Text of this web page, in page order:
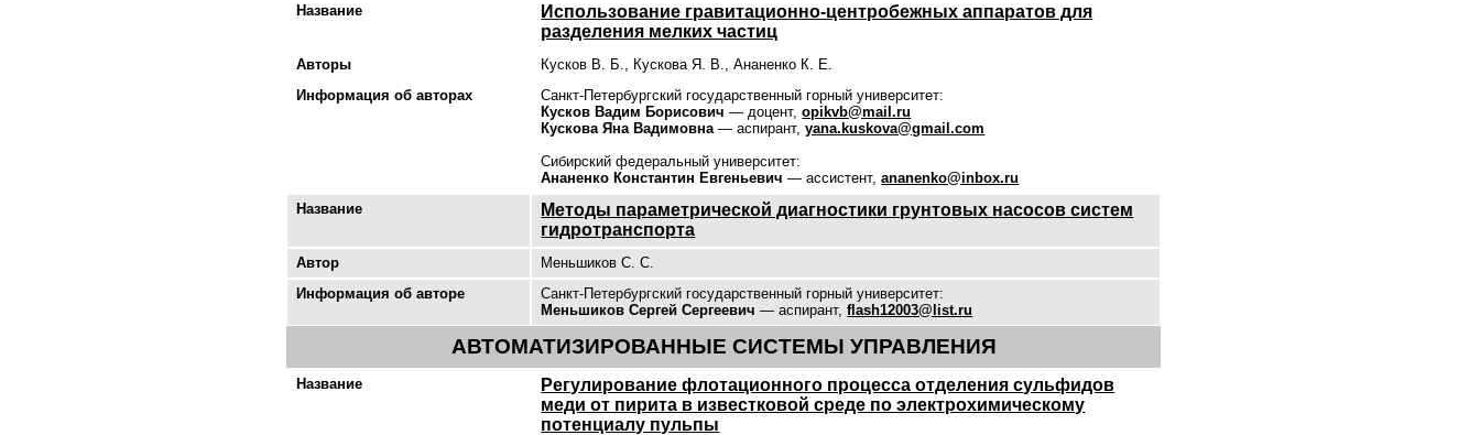
Название
Использование гравитационно-центробежных аппаратов для
разделения мелких частиц
Авторы
Кусков В. Б., Кускова Я. В., Ананенко К. Е.
Информация об авторах
Санкт-Петербургский государственный горный университет:
Кусков Вадим Борисович — доцент,opikvb@mail.ru
Кускова Яна Вадимовна — аспирант,yana.kuskova@gmail.com
Сибирский федеральный университет:
Ананенко Константин Евгеньевич — ассистент,ananenko@inbox.ru
Название
Методы параметрической диагностики грунтовых насосов систем
гидротранспорта
Автор
Меньшиков С. С.
Информация об авторе
Санкт-Петербургский государственный горный университет:
Меньшиков Сергей Сергеевич — аспирант,flash12003@list.ru
АВТОМАТИЗИРОВАННЫЕ СИСТЕМЫ УПРАВЛЕНИЯ
Название
Регулирование флотационного процесса отделения сульфидов
меди от пирита в известковой среде по электрохимическому
потенциалу пульпы